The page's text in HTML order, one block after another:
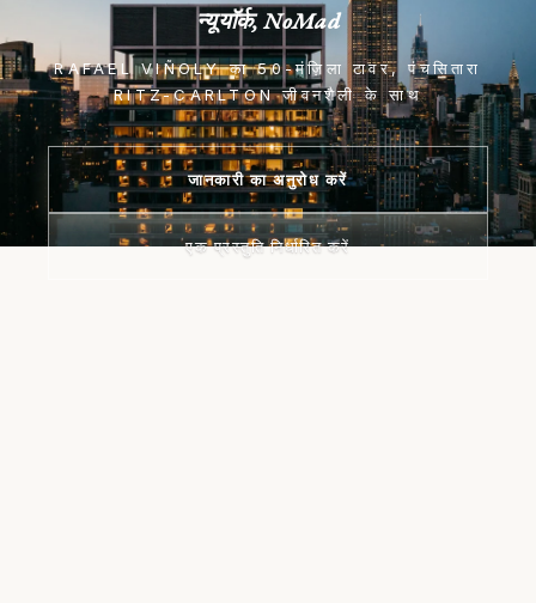
न्यूयॉर्क, NoMad
RAFAEL VIÑOLY का 50-मंज़िला टावर, पंचसितारा
RITZ-CARLTON जीवनशैली के साथ
जानकारी का अनुरोध करें
एक प्रस्तुति निर्धारित करें